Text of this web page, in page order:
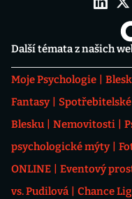
Další témata z našich
Moje Psychologie
Fantasy
Blesku
Nemovitosti
psychologické mýty
ONLINE
Eventový
vs. Pudilová
Chance